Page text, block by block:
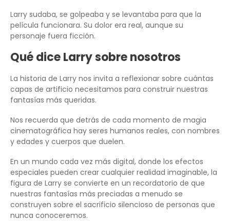
Larry sudaba, se golpeaba y se levantaba para que la
película funcionara. Su dolor era real, aunque su
personaje fuera ficción.
Qué dice Larry sobre nosotros
La historia de Larry nos invita a reflexionar sobre cuántas
capas de artificio necesitamos para construir nuestras
fantasías más queridas.
Nos recuerda que detrás de cada momento de magia
cinematográfica hay seres humanos reales, con nombres
y edades y cuerpos que duelen.
En un mundo cada vez más digital, donde los efectos
especiales pueden crear cualquier realidad imaginable, la
figura de Larry se convierte en un recordatorio de que
nuestras fantasías más preciadas a menudo se
construyen sobre el sacrificio silencioso de personas que
nunca conoceremos.